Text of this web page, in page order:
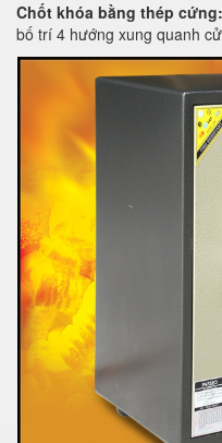
Chốt khóa bằng thép cứng:
bố trí 4 hướng xung quanh